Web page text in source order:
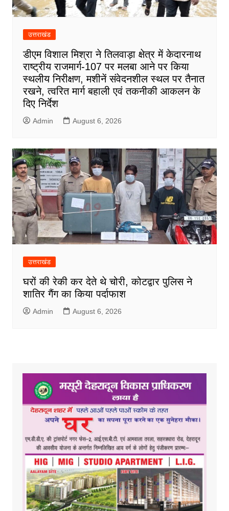
उत्तराखंड
डीएम विशाल मिश्रा ने तिलवाड़ा क्षेत्र में केदारनाथ
राष्ट्रीय राजमार्ग-107 पर मलबा आने पर किया
स्थलीय निरीक्षण, मशीनें संवेदनशील स्थल पर तैनात
रखने, त्वरित मार्ग बहाली एवं तकनीकी आकलन के
दिए निर्देश
Admin August 6, 2026
उत्तराखंड
घरों की रेकी कर देते थे चोरी, कोटद्वार पुलिस ने
शातिर गैंग का किया पर्दाफाश
Admin August 6, 2026